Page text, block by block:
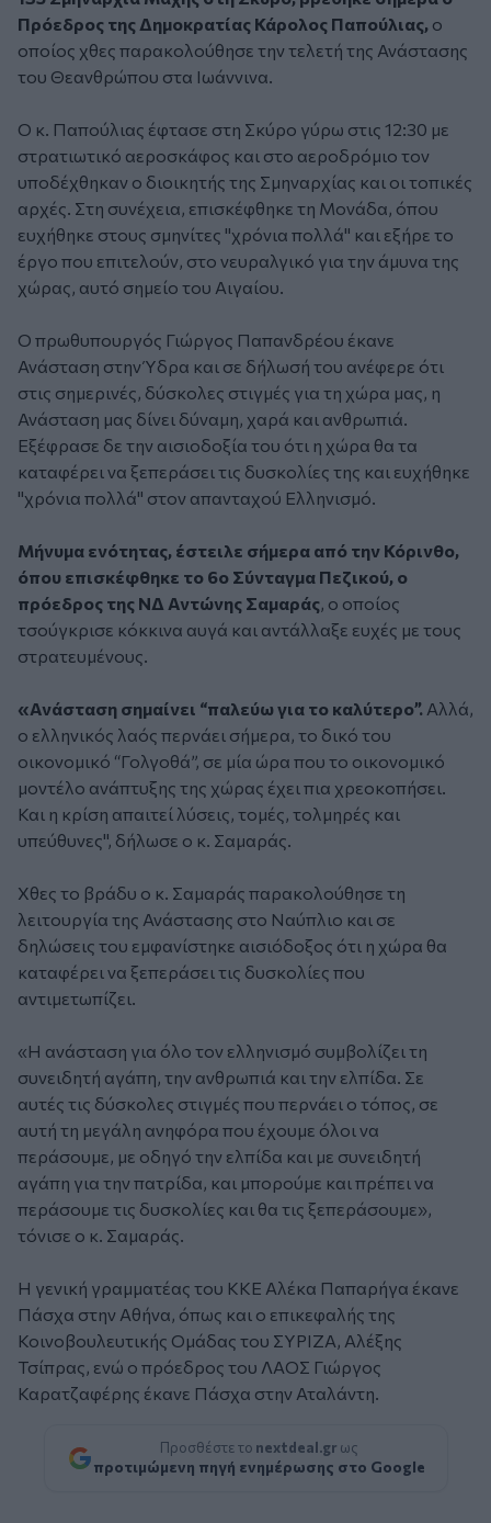
Πρόεδρος της Δημοκρατίας Κάρολος Παπούλιας, ο
οποίος χθες παρακολούθησε την τελετή της Ανάστασης
του Θεανθρώπου στα Ιωάννινα.
Ο κ. Παπούλιας έφτασε στη Σκύρο γύρω στις 12:30 με
στρατιωτικό αεροσκάφος και στο αεροδρόμιο τον
υποδέχθηκαν ο διοικητής της Σμηναρχίας και οι τοπικές
αρχές. Στη συνέχεια, επισκέφθηκε τη Μονάδα, όπου
ευχήθηκε στους σμηνίτες "χρόνια πολλά" και εξήρε το
έργο που επιτελούν, στο νευραλγικό για την άμυνα της
χώρας, αυτό σημείο του Αιγαίου.
Ο πρωθυπουργός Γιώργος Παπανδρέου έκανε
Ανάσταση στην Ύδρα και σε δήλωσή του ανέφερε ότι
στις σημερινές, δύσκολες στιγμές για τη χώρα μας, η
Ανάσταση μας δίνει δύναμη, χαρά και ανθρωπιά.
Εξέφρασε δε την αισιοδοξία του ότι η χώρα θα τα
καταφέρει να ξεπεράσει τις δυσκολίες της και ευχήθηκε
"χρόνια πολλά" στον απανταχού Ελληνισμό.
Μήνυμα ενότητας, έστειλε σήμερα από την Κόρινθο,
όπου επισκέφθηκε το 6ο Σύνταγμα Πεζικού, ο
πρόεδρος της ΝΔ Αντώνης Σαμαράς, ο οποίος
τσούγκρισε κόκκινα αυγά και αντάλλαξε ευχές με τους
στρατευμένους.
«Ανάσταση σημαίνει “παλεύω για το καλύτερο”. Αλλά,
ο ελληνικός λαός περνάει σήμερα, το δικό του
οικονομικό “Γολγοθά”, σε μία ώρα που το οικονομικό
μοντέλο ανάπτυξης της χώρας έχει πια χρεοκοπήσει.
Και η κρίση απαιτεί λύσεις, τομές, τολμηρές και
υπεύθυνες", δήλωσε ο κ. Σαμαράς.
Χθες το βράδυ ο κ. Σαμαράς παρακολούθησε τη
λειτουργία της Ανάστασης στο Ναύπλιο και σε
δηλώσεις του εμφανίστηκε αισιόδοξος ότι η χώρα θα
καταφέρει να ξεπεράσει τις δυσκολίες που
αντιμετωπίζει.
«Η ανάσταση για όλο τον ελληνισμό συμβολίζει τη
συνειδητή αγάπη, την ανθρωπιά και την ελπίδα. Σε
αυτές τις δύσκολες στιγμές που περνάει ο τόπος, σε
αυτή τη μεγάλη ανηφόρα που έχουμε όλοι να
περάσουμε, με οδηγό την ελπίδα και με συνειδητή
αγάπη για την πατρίδα, και μπορούμε και πρέπει να
περάσουμε τις δυσκολίες και θα τις ξεπεράσουμε»,
τόνισε ο κ. Σαμαράς.
Η γενική γραμματέας του ΚΚΕ Αλέκα Παπαρήγα έκανε
Πάσχα στην Αθήνα, όπως και ο επικεφαλής της
Κοινοβουλευτικής Ομάδας του ΣΥΡΙΖΑ, Αλέξης
Τσίπρας, ενώ ο πρόεδρος του ΛΑΟΣ Γιώργος
Καρατζαφέρης έκανε Πάσχα στην Αταλάντη.
Προσθέστε το nextdeal.gr ως
προτιμώμενη πηγή ενημέρωσης στο Google